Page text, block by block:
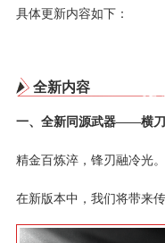
具体更新内容如下：
全新内容
一、全新同源武器——横刀
精金百炼淬，锋刃融冷光。
在新版本中，我们将带来